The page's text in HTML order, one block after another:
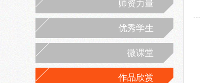
师资力量
优秀学生
微课堂
作品欣赏